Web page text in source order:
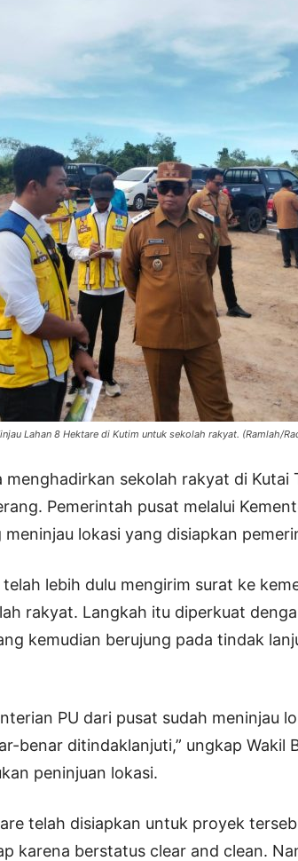
Lahan 8 Hektare di Kutim untuk sekolah rakyat. (Ramlah/
menghadirkan sekolah rakyat di Kutai
Pemerintah pusat melalui
meninjau lokasi yang disiapkan
lebih dulu mengirim surat ke
rakyat. Langkah itu diperkuat
kemudian berujung pada tindak
PU dari pusat sudah meninjau
benar ditindaklanjuti,” ungkap Wakil
peninjuan lokasi.
telah disiapkan untuk proyek
karena berstatus clear and clean.